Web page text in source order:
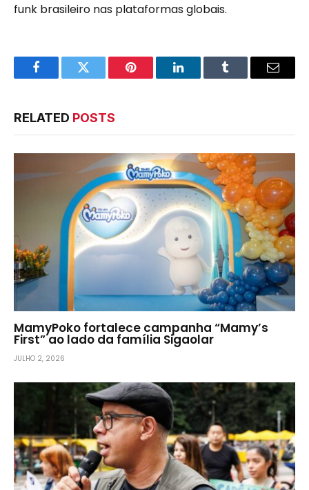
funk brasileiro nas plataformas globais.
FacebookTwitter Pinterest LinkedInTumblr Email
RELATED POSTS
MamyPoko fortalece campanha “Mamy’s
First” ao lado da família Sigaolar
JULHO 2, 2026